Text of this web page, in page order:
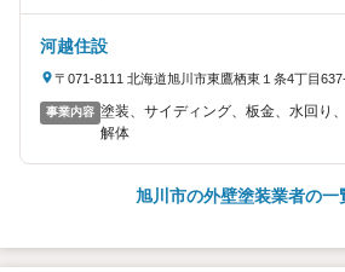
河越住設
〒071-8111 北海道旭川市東鷹栖東１条4丁目
事業内容 塗装、サイディング、板金、水回り
解体
旭川市の外壁塗装業者の一